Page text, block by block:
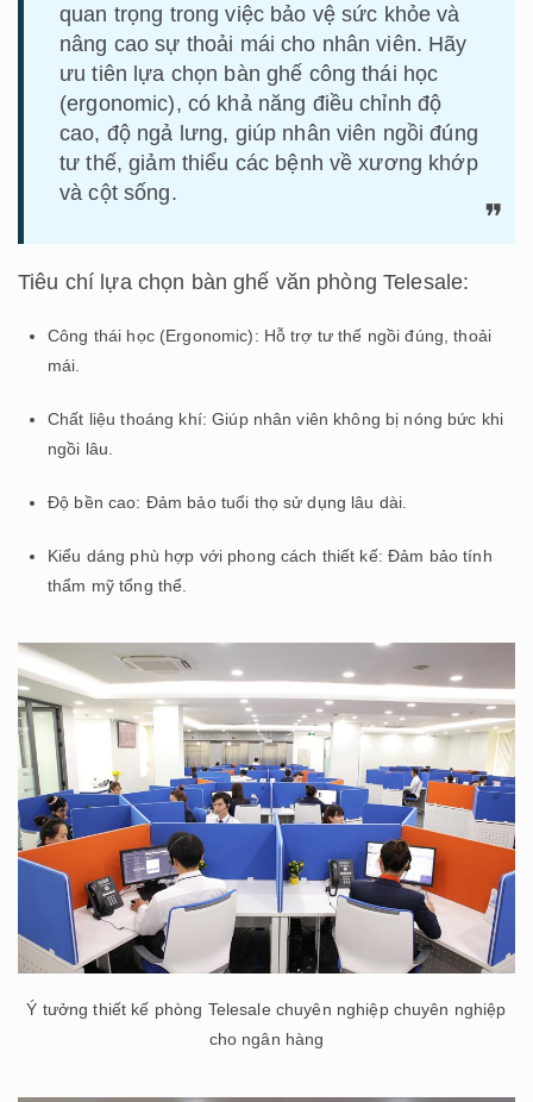
quan trọng trong việc bảo vệ sức khỏe và
nâng cao sự thoải mái cho nhân viên. Hãy
ưu tiên lựa chọn bàn ghế công thái học
(ergonomic), có khả năng điều chỉnh độ
cao, độ ngả lưng, giúp nhân viên ngồi đúng
tư thế, giảm thiểu các bệnh về xương khớp
và cột sống.
Tiêu chí lựa chọn bàn ghế văn phòng Telesale:
Công thái học (Ergonomic): Hỗ trợ tư thế ngồi đúng, thoải
mái.
Chất liệu thoáng khí: Giúp nhân viên không bị nóng bức khi
ngồi lâu.
Độ bền cao: Đảm bảo tuổi thọ sử dụng lâu dài.
Kiểu dáng phù hợp với phong cách thiết kế: Đảm bảo tính
thẩm mỹ tổng thể.
Ý tưởng thiết kế phòng Telesale chuyên nghiệp chuyên nghiệp
cho ngân hàng